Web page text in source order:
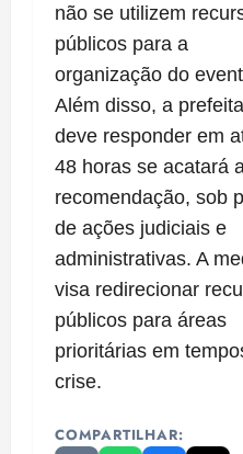
não se utilizem
públicos para a
organização do
Além disso, a prefeita
deve responder em
48 horas se acatará a
recomendação, sob
de ações judiciais e
administrativas. A
visa redirecionar
públicos para áreas
prioritárias em
crise.
COMPARTILHAR: